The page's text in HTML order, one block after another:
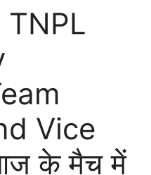
TNPL
Vice
के मैच में